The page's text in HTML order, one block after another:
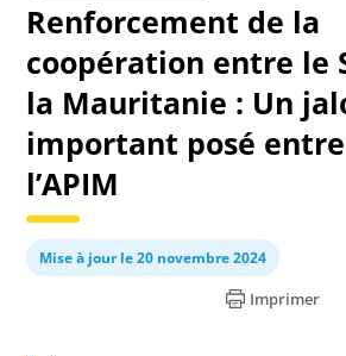
Renforcement de la
coopération entre le
la Mauritanie : Un
important posé entre
l’APIM
Mise à jour le 20 novembre 2024
Imprimer